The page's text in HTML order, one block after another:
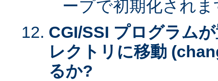
ープで初期化されま
CGI/SSI プログラム
レクトリに移動
るか?